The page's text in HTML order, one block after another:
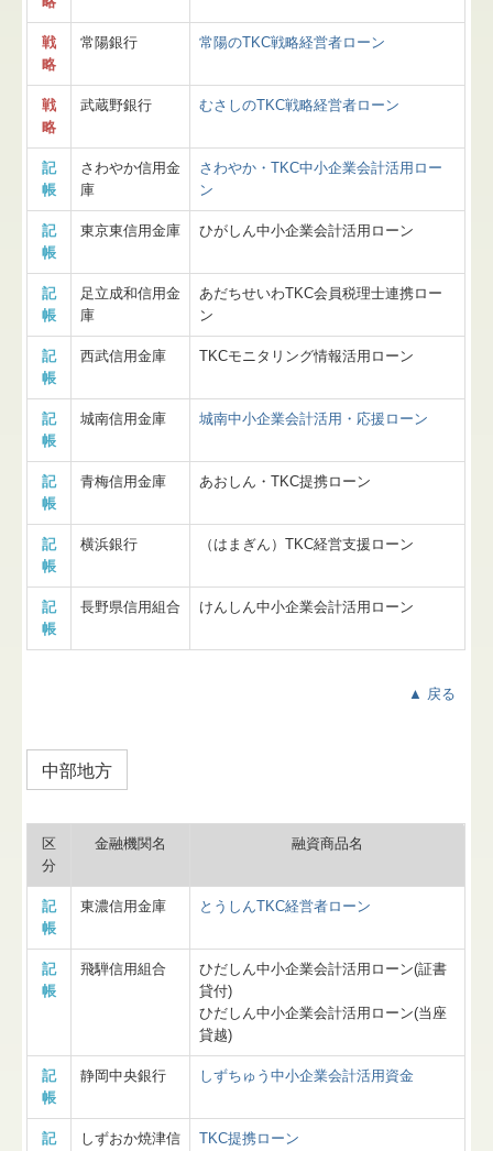
戦
略
常陽銀行 常陽のTKC戦略経営者ローン
戦
略
武蔵野銀行 むさしのTKC戦略経営者ローン
記
帳
さわやか信用金
庫
さわやか・TKC中小企業会計活用ロー
ン
記
帳
東京東信用金庫 ひがしん中小企業会計活用ローン
記
帳
足立成和信用金
庫
あだちせいわTKC会員税理士連携ロー
ン
記
帳
西武信用金庫 TKCモニタリング情報活用ローン
記
帳
城南信用金庫 城南中小企業会計活用・応援ローン
記
帳
青梅信用金庫 あおしん・TKC提携ローン
記
帳
横浜銀行 （はまぎん）TKC経営支援ローン
記
帳
長野県信用組合 けんしん中小企業会計活用ローン
▲ 戻る
中部地方
区
分
金融機関名 融資商品名
記
帳
東濃信用金庫 とうしんTKC経営者ローン
記
帳
飛騨信用組合
ひだしん中小企業会計活用ローン(証書
貸付)
ひだしん中小企業会計活用ローン(当座
貸越)
記
帳
静岡中央銀行 しずちゅう中小企業会計活用資金
記
しずおか焼津信
TKC提携ローン